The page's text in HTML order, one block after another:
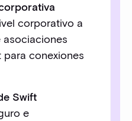
corporativo a
asociaciones
conexiones
Swift
e